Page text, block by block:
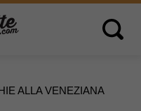
Open
ALLA VENEZIANA